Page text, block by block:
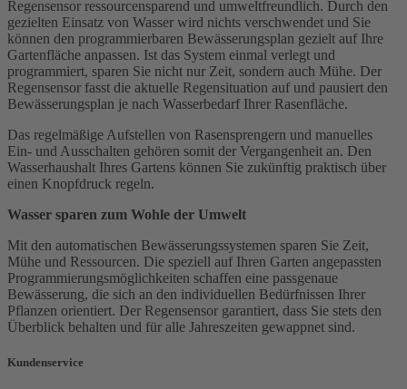
Regensensor ressourcensparend und umweltfreundlich. Durch den
gezielten Einsatz von Wasser wird nichts verschwendet und Sie
können den programmierbaren Bewässerungsplan gezielt auf Ihre
Gartenfläche anpassen. Ist das System einmal verlegt und
programmiert, sparen Sie nicht nur Zeit, sondern auch Mühe. Der
Regensensor fasst die aktuelle Regensituation auf und pausiert den
Bewässerungsplan je nach Wasserbedarf Ihrer Rasenfläche.
Das regelmäßige Aufstellen von Rasensprengern und manuelles
Ein- und Ausschalten gehören somit der Vergangenheit an. Den
Wasserhaushalt Ihres Gartens können Sie zukünftig praktisch über
einen Knopfdruck regeln.
Wasser sparen zum Wohle der Umwelt
Mit den automatischen Bewässerungssystemen sparen Sie Zeit,
Mühe und Ressourcen. Die speziell auf Ihren Garten angepassten
Programmierungsmöglichkeiten schaffen eine passgenaue
Bewässerung, die sich an den individuellen Bedürfnissen Ihrer
Pflanzen orientiert. Der Regensensor garantiert, dass Sie stets den
Überblick behalten und für alle Jahreszeiten gewappnet sind.
Kundenservice